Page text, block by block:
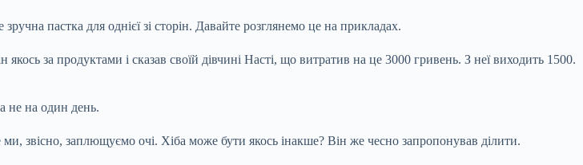
пастка для однієї зі сторін. Давайте розглянемо це на прикладах.
якось за продуктами і сказав своїй дівчині Насті, що витратив на це 3000 гривень. З неї виходить 1500.
не на один день.
звісно, заплющуємо очі. Хіба може бути якось інакше? Він же чесно запропонував ділити.